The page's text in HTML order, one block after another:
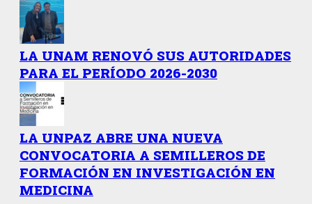
LA UNAM RENOVÓ SUS AUTORIDADES
PARA EL PERÍODO 2026-2030
LA UNPAZ ABRE UNA NUEVA
CONVOCATORIA A SEMILLEROS DE
FORMACIÓN EN INVESTIGACIÓN EN
MEDICINA